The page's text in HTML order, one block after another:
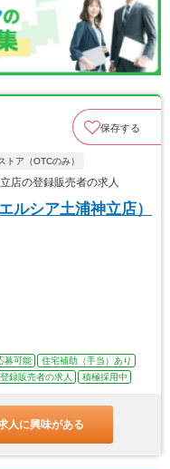
保存する
トア（OTCのみ）
店の登録販売者の求人
ルシア土浦神立店）
募可能
住宅補助（手当）あり
登録販売者の求人 積極採用中
人に興味がある